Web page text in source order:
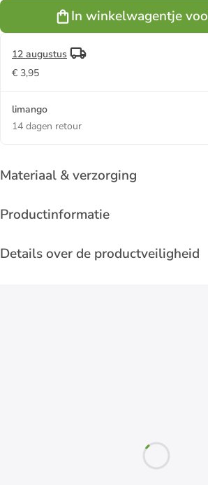
In winkelwagentje
12 augustus
€ 3,95
limango
14 dagen retour
Materiaal & verzorging
Productinformatie
Details over de productveiligheid